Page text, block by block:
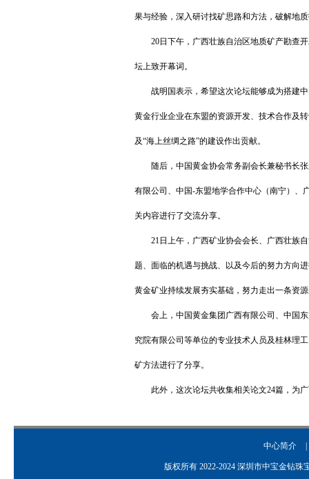
果与经验，深入研讨找矿思路和方法，破解地
20日下午，广西壮族自治区地质矿产勘查开
坛上致开幕词。
战明国表示，希望这次论坛能够成为搭建中
黄金行业企业在东盟的资源开发、技术合作及
及“海上丝绸之路”的建设作出贡献。
随后，中国黄金协会常务副会长兼秘书长张
有限公司、中国-东盟地学合作中心（南宁）、
关内容进行了交流分享。
21日上午，广西矿业协会会长、广西壮族自
题、面临的机遇与挑战、以及今后的努力方向
黄金矿业持续发展夯实基础，努力走出一条资
会上，中国黄金集团广西有限公司、中国东
究院有限公司等单位的专业技术人员及桂林理
矿方法进行了分享。
此外，这次论坛共收集相关论文24篇，为广
中心简介
版权所有 2022-2024 深圳市中宝金钻